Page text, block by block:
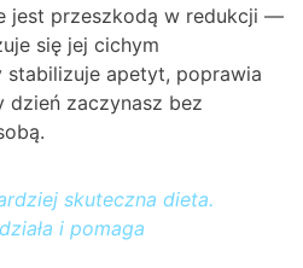
jest przeszkodą w redukcji —
się jej cichym
stabilizuje apetyt, poprawia
dzień zaczynasz bez
skuteczna dieta.
i pomaga